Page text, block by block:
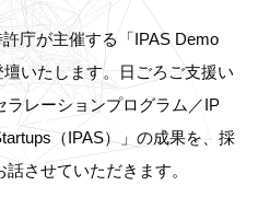
許庁が主催する「IPAS Demo
いたします。日ごろご支援い
ラレーションプログラム／IP
（IPAS）」の成果を、採
させていただきます。